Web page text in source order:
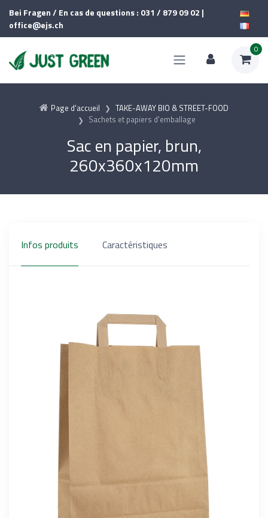
Bei Fragen / En cas de questions : 031 / 879 09 02 |
office@ejs.ch
0
Page d'accueil
TAKE-AWAY BIO & STREET-FOOD
Sachets et papiers d'emballage
Sac en papier, brun,
260x360x120mm
Infos produits Caractéristiques